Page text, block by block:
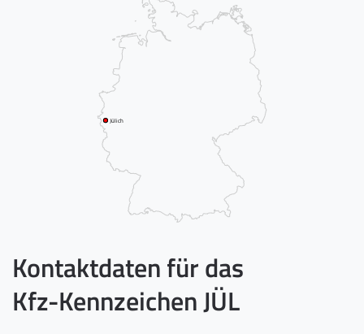
Jülich
Kontaktdaten für das
Kfz-Kennzeichen JÜL